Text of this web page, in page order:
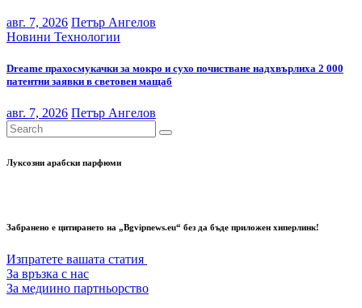
авг. 7, 2026 Петър Ангелов
Новини Технологии
Dreame прахосмукачки за мокро и сухо почистване надхвърлиха 2 000
патентни заявки в световен мащаб
авг. 7, 2026 Петър Ангелов
Луксозни арабски парфюми
Забранено е цитирането на „Bgvipnews.eu“ без да бъде приложен хиперлинк!
Изпратете вашата статия
За връзка с нас
За медиино партньорство